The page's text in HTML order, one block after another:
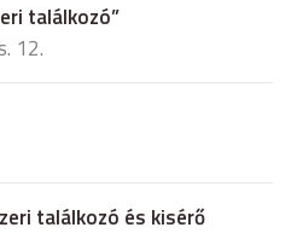
találkozó”
12.
találkozó és kisérő